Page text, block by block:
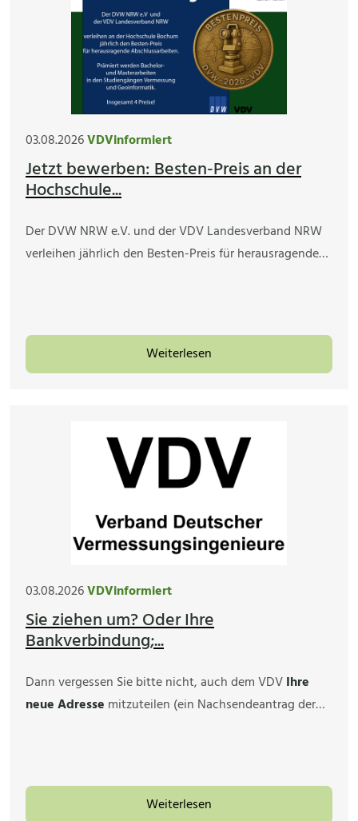
03.08.2026VDVinformiert
Jetzt bewerben: Besten-Preis an der
Hochschule...
Der DVW NRW e.V. und der VDV Landesverband NRW
verleihen jährlich den Besten-Preis für herausragende…
Weiterlesen
03.08.2026VDVinformiert
Sie ziehen um? Oder Ihre
Bankverbindung;...
Dann vergessen Sie bitte nicht, auch dem VDVIhre
neue Adresse mitzuteilen (ein Nachsendeantrag der…
Weiterlesen